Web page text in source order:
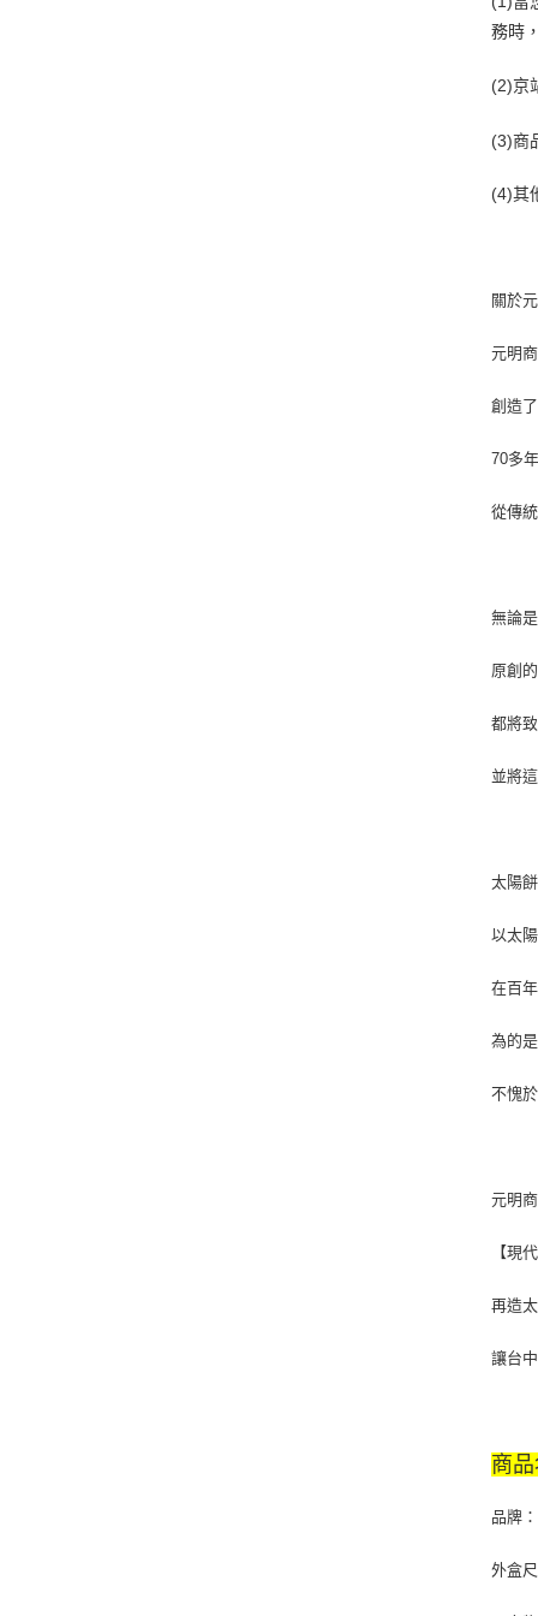
務時
(2)京
(3)商
(4)其
關於
元明
創造
70多
從傳
無論
原創
都將
並將
太陽
以太
在百
為的
不愧
元明
【現
再造
讓台
商
品牌
外盒